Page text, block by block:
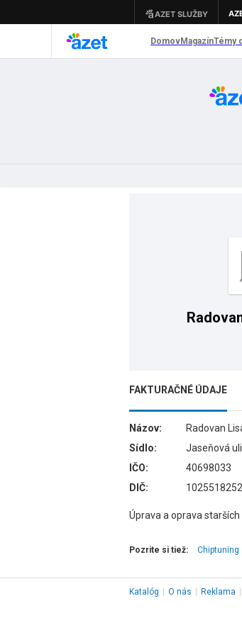
FAKTURAČNÉ ÚDAJE
Názov:
Radovan
Sídlo:
Jaseňová
IČO:
40698033
DIČ:
1025518252
Úprava a oprava
Pozrite si tiež: Chiptuning
Katalóg O nás Reklama